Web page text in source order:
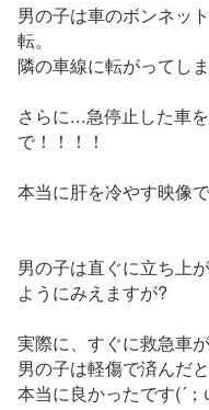
男の子は車のボンネッ
転。
隣の車線に転がってしま
さらに...急停止した車
で！！！！
本当に肝を冷やす映像で
男の子は直ぐに立ち上
ようにみえますが?
実際に、すぐに救急車
男の子は軽傷で済んだ
本当に良かったです(´